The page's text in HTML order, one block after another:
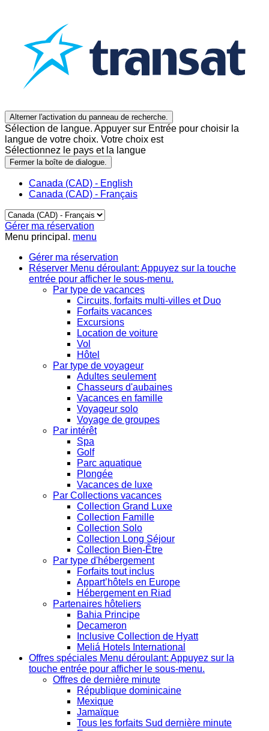
Alterner l'activation du panneau de recherche.
Sélection de langue. Appuyer sur Entrée pour choisir la
langue de votre choix. Votre choix est
Sélectionnez le pays et la langue
Fermer la boîte de dialogue.
Canada (CAD) - English
Canada (CAD) - Français
Gérer ma réservation
Menu principal. menu
Gérer ma réservation
Réserver Menu déroulant: Appuyez sur la touche
entrée pour afficher le sous-menu.
Par type de vacances
Circuits, forfaits multi-villes et Duo
Forfaits vacances
Excursions
Location de voiture
Vol
Hôtel
Par type de voyageur
Adultes seulement
Chasseurs d'aubaines
Vacances en famille
Voyageur solo
Voyage de groupes
Par intérêt
Spa
Golf
Parc aquatique
Plongée
Vacances de luxe
Par Collections vacances
Collection Grand Luxe
Collection Famille
Collection Solo
Collection Long Séjour
Collection Bien-Être
Par type d'hébergement
Forfaits tout inclus
Appart’hôtels en Europe
Hébergement en Riad
Partenaires hôteliers
Bahia Principe
Decameron
Inclusive Collection de Hyatt
Meliá Hotels International
Offres spéciales Menu déroulant: Appuyez sur la
touche entrée pour afficher le sous-menu.
Offres de dernière minute
République dominicaine
Mexique
Jamaïque
Tous les forfaits Sud dernière minute